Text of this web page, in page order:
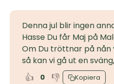
Denna jul blir ingen
Hasse Du får Maj på
Om Du tröttnar på nån
så kan vi gå ut en sväng,
👍 0 👎 Kopiera